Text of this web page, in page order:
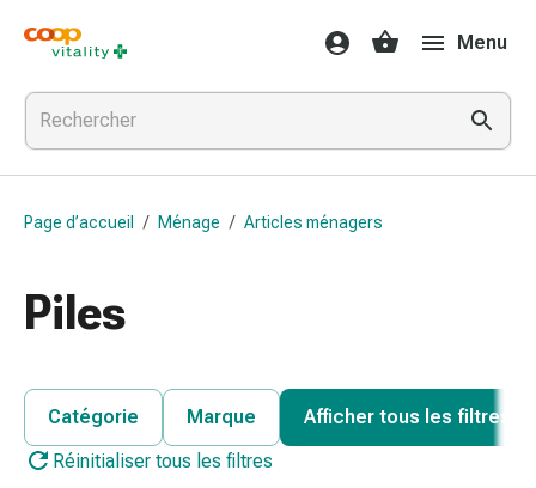
Médicaments
et
santé
Grippe
et
Refroidissement
pour
grippe
le
Menu
Page d’accueil / Ménage / Articles ménagers
Piles
Catégorie Marque
Afficher tous les filtres
Réinitialiser tous les filtres